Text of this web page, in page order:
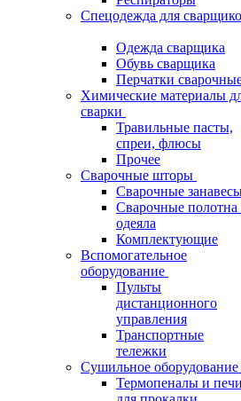
Спецодежда для
Одежда сварщика
Обувь сварщика
Перчатки
Химические материалы
сварки
Травильные пасты,
спреи, флюсы
Прочее
Сварочные шторы
Сварочные
Сварочные полотна
одеяла
Комплектующие
Вспомогательное
оборудование
Пульты
дистанционного
управления
Транспортные
тележки
Сушильное оборудование
Термопеналы и печи